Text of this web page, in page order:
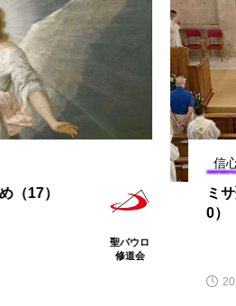
──信心のすすめ（3